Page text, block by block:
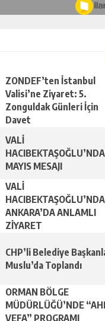
ZONDEF’ten İstanbul
Valisi’ne Ziyaret: 5.
Zonguldak Günleri İçin
Davet
VALİ
MAYIS MESAJI
VALİ
ANKARA’DA ANLAMLI
ZİYARET
CHP’li Belediye
Muslu’da Toplandı
ORMAN BÖLGE
MÜDÜRLÜĞÜ’NDE
VEFA” PROGRAMI